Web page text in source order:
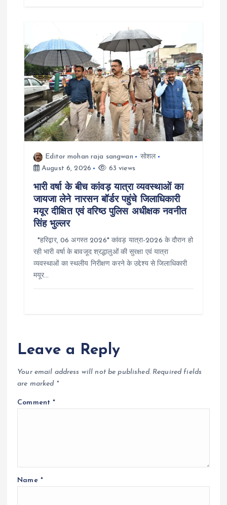
Editor mohan raja sangwan
सोशल
August 6, 2026
63 views
भारी वर्षा के बीच कांवड़ यात्रा व्यवस्थाओं का
जायजा लेने नारसन बॉर्डर पहुंचे जिलाधिकारी
मयूर दीक्षित एवं वरिष्ठ पुलिस अधीक्षक नवनीत
सिंह भुल्लर
*हरिद्वार, 06 अगस्त 2026* कांवड़ यात्रा-2026 के दौरान हो
रही भारी वर्षा के बावजूद श्रद्धालुओं की सुरक्षा एवं यात्रा
व्यवस्थाओं का स्थलीय निरीक्षण करने के उद्देश्य से जिलाधिकारी
मयूर…
Leave a Reply
Your email address will not be published. Required fields
are marked *
Comment*
Name *